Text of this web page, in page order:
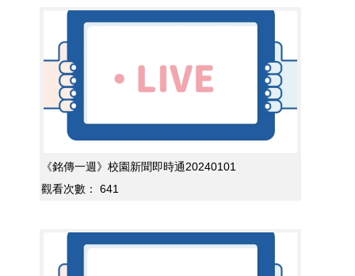
《銘傳一週》校園新聞即時通20240101
觀看次數：
641